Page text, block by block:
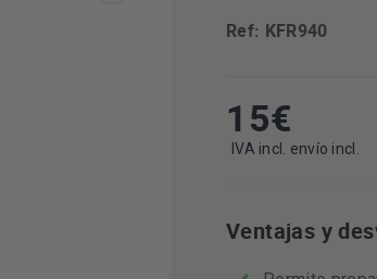
Ref: KFR940
15€
IVA incl. envío incl.
Ventajas y